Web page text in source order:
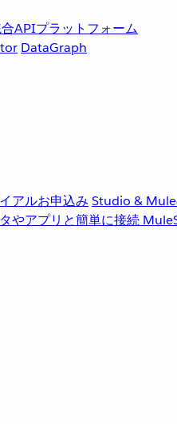
APIプラットフォーム
DataGraph
アルお申込み Studio &
やアプリと簡単に接続